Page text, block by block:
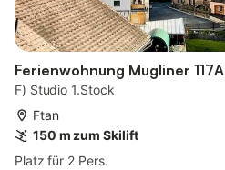
Ferienwohnung Mugliner 117A
F) Studio 1.Stock
Ftan
150 m zum Skilift
Platz für 2 Pers.